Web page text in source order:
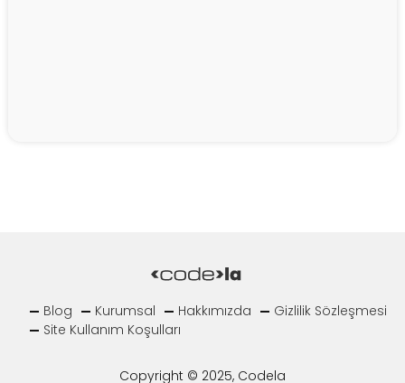
Blog Kurumsal Hakkımızda
Gizlilik Sözleşmesi
Site Kullanım Koşulları
Copyright © 2025, Codela